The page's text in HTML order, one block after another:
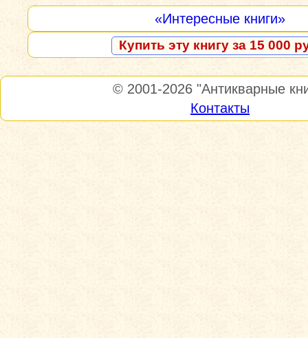
«Интересные книги»
Купить эту книгу за 15 000
© 2001-2026 "Антикварные
Контакты